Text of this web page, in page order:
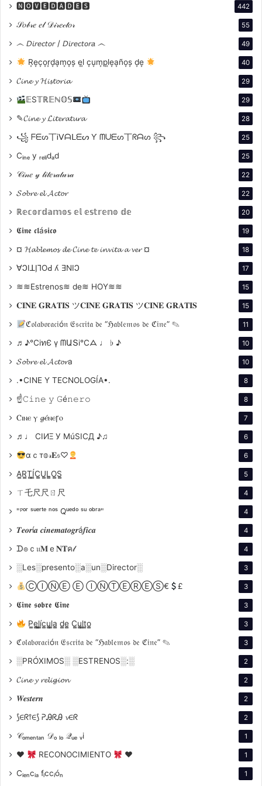
No se trata de una proyección másProtagonizada por
colectiva sobre una película que, desde su estreno,
desarmó las certezas narrativas y puso en evidencia
que la verdad no es un bloque sólido, sino un espejo
roto que cada testigo recompone a su manera.
Con voz firme y mirada atenta, nuestra coordinadora
Diana Rodríguez será, como siempre, el puente entre
las ideas y el público, asegurando que cada
argumento encuentre su lugar y que el debate se
¿Por qué debatir
Kurosawa rompe con el relato lineal y nos obliga a ver
el mismo crimen desde cuatro perspectivas distintas.
El espectador no recibe una verdad única, sino un
esta estructura es debatir cómo el cine puede
cuestionar la noción misma de objetividad.
Porque anticipa la era de la posverdad
En tiempos donde las “fake news” y la manipulación
discursiva dominan la agenda pública,
vuelve más actual que nunca. La película muestra que
intereses, egoísmos y miedos. Discutirla es discutir
cómo nos relacionamos hoy con la información y la
memoria.
Porque es un espejo del Japón de posguerra… y
La puerta derruida de Kioto simboliza el colapso de
como metáfora de cualquier sociedad en crisis, donde
las instituciones ya no sostienen certezas y los
individuos deben reconstruir sentido. El debate nos
permitirá pensar cómo esa alegoría dialoga con
nuestra propia historia y presente.
Porque plantea dilemas éticos universales
El mendigo, el sacerdote y el leñador encarnan tres
¿Qué lugar ocupa cada una en nuestras decisiones
cotidianas? ¿Cómo se negocia la verdad cuando está
🅽🅾🆅🅴🅳🅰🅳🅴🆂 442
𝒮𝑜𝒷𝓇𝑒 𝑒𝓁 𝒟𝒾𝓇𝑒𝒸𝓉𝑜𝓇 55
෴ 𝘋𝘪𝘳𝘦𝘤𝘵𝘰𝘳 / 𝘋𝘪𝘳𝘦𝘤𝘵𝘰𝘳𝘢 ෴ 49
R͙e͙c͙o͙r͙d͙a͙m͙o͙s͙ e͙l͙ c͙u͙m͙p͙l͙e͙a͙ño͙s͙ d͙e͙ 40
𝓒𝓲𝓷𝓮 𝔂 𝓗𝓲𝓼𝓽𝓸𝓻𝓲𝓪 29
𝔼S𝕋ℝ𝔼ℕ𝕆𝕊 29
✎𝓒𝓲𝓷𝓮 𝔂 𝓛𝓲𝓽𝓮𝓻𝓪𝓽𝓾𝓻𝓪 28
꧁ ᖴᗴᔕ丅Ꭵᐯᗩᒪᗴᔕ Ƴ ᗰᑌᗴᔕ丅ᖇᗩᔕ ꧂ 25
Cᵢₙₑ y ᵣₑₗᵢdₐd 25
𝒞𝒾𝓃𝑒 𝓎 𝓁𝒾𝓉𝑒𝓇𝒶𝓉𝓊𝓇𝒶 22
𝓢𝓸𝓫𝓻𝓮 𝓮𝓵 𝓐𝓬𝓽𝓸𝓻 22
ℝ𝕖𝕔𝕠𝕣𝕕𝕒𝕞𝕠𝕤 𝕖𝕝 𝕖𝕤𝕥𝕣𝕖𝕟𝕠 𝕕𝕖 20
𝕮𝖎𝖓𝖊 𝖈𝖑á𝖘𝖎𝖈𝖔 19
¤ 𝓗𝓪𝓫𝓵𝓮𝓶𝓸𝓼 𝓭𝓮 𝓒𝓲𝓷𝓮 𝓽𝓮 𝓲𝓷𝓿𝓲𝓽𝓪 𝓪 𝓿𝓮𝓻 ¤ 18
∀ϽIꓕI̗⅂OԀ ʎ ƎNIϽ 17
≋≋Estrenos≋ de≋ HOY≋≋ 15
𝐂𝐈𝐍𝐄 𝐆𝐑𝐀𝐓𝐈𝐒 ツ𝐂𝐈𝐍𝐄 𝐆𝐑𝐀𝐓𝐈𝐒 ツ𝐂𝐈𝐍𝐄 𝐆𝐑𝐀𝐓𝐈𝐒 15
ℭ𝔬𝔩𝔞𝔟𝔬𝔯𝔞𝔠𝔦ó𝔫 𝔈𝔰𝔠𝔯𝔦𝔱𝔞 𝔡𝔢 “ℌ𝔞𝔟𝔩𝔢𝔪𝔬𝔰 𝔡𝔢 ℭ𝔦𝔫𝔢” ✎ 11
♬♪℃іทЄ ү ᗰԱՏі℃ᗋ ♩ ♭ ♪ 10
𝓢𝓸𝓫𝓻𝓮 𝓮𝓵 𝓐𝓬𝓽𝓸𝓻a 10
.•CINE Y TECNOLOGÍA•. 8
☝𝙲𝚒𝚗𝚎 𝚢 𝙶é𝚗𝚎𝚛𝚘 8
Ⲥⲓⲛⲉ ⲩ 𝓰ⲉ́ⲛⲉꞅⲟ 7
♬♩ CIИΞ У MúSICД ♪♫ 6
αｃт𝕠𝓇𝐄𝔰♡ 6
A̳R̳T̳Í̳C̳U̳L̳O̳S̳ 5
ㄒ乇尺尺ㄖ尺 4
"ᴾᵒʳ ˢᵘᵉʳᵗᵉ ⁿᵒˢ Qᵘᵉᵈᵒ ˢᵘ ᵒᵇʳᵃ" 4
𝑻𝒆𝒐𝒓í𝒂 𝒄𝒊𝒏𝒆𝒎𝒂𝒕𝒐𝒈𝒓á𝒇𝒊𝒄𝒂 4
ᗪ๏ｃ𝔲𝐌ｅ𝐍𝐓ค𝓁 4
░Les░presento░a░un░Director░ 3
ⒸⒾⓃⒺ Ⓔ ⒾⓃⓉⒺⓇⒺⓈ€ £ 3
𝕮𝖎𝖓𝖊 𝖘𝖔𝖇𝖗𝖊 𝕮𝖎𝖓𝖊 3
P̳e̳l̳í̳c̳u̳l̳a̳ d̳e̳ C̳u̳l̳t̳o̳ 3
ℭ𝔬𝔩𝔞𝔟𝔬𝔯𝔞𝔠𝔦ó𝔫 𝔈𝔰𝔠𝔯𝔦𝔱𝔞 𝔡𝔢 “ℌ𝔞𝔟𝔩𝔢𝔪𝔬𝔰 𝔡𝔢 ℭ𝔦𝔫𝔢” ✎ 3
░PRÓXIMOS░ ░ESTRENOS░:░ 2
𝓒𝓲𝓷𝓮 𝔂 𝓻𝓮𝓵𝓲𝓰𝓲𝓸𝓷 2
𝑾𝒆𝒔𝒕𝒆𝒓𝒏 2
⟆∈ᖇ⫯∈⟆ ᕈᎯᖇᎯ 𝓿∈ᖇ 2
𝒞ₒₘₑₙₜₐₙ 𝒟ₒ ₗₒ 𝒬ᵤₑ ᵥi 1
♥ RECONOCIMIENTO ♥ 1
Cᵢₑₙcᵢₐ fᵢccᵢóₙ 1